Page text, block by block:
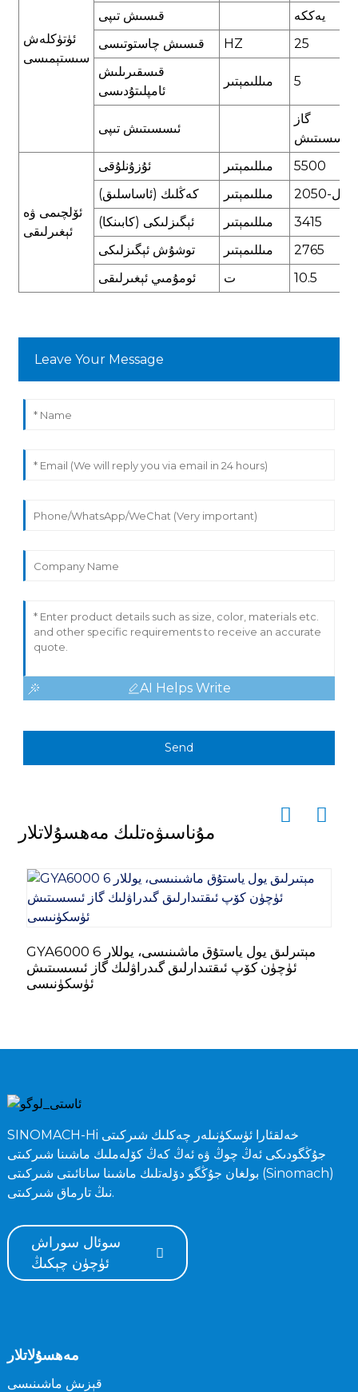
ئۈتۈكلەش
سىستېمىسى
قىسىش تىپى
يەككە
قىسىش چاستوتىسى
HZ
25
قىسقىرىلىش
ئامپلىتۇدىسى
مىللىمېتىر 5
ئىسسىتىش تىپى
گاز
ئىسسىتىش
ئۆلچىمى ۋە
ئېغىرلىقى
ئۇزۇنلۇقى مىللىمېتىر
5500
كەڭلىك (ئاساسلىق)
مىللىمېتىر
2050-يىل
ئېگىزلىكى (كابىنكا)
مىللىمېتىر
3415
توشۇش ئېگىزلىكى
مىللىمېتىر
2765
ئومۇمىي ئېغىرلىقى
ت 10.5
Leave Your Message
AI Helps Write
Send
مۇناسىۋەتلىك مەھسۇلاتلار
GYA6000 6 مېتىرلىق يول ياستۇق ماشىنىسى، يوللار
ئۈچۈن كۆپ ئىقتىدارلىق گىدراۋلىك گاز ئىسسىتىش
ئۈسكۈنىسى
SINOMACH-Hi خەلقئارا ئۈسكۈنىلەر چەكلىك شىركىتى
جۇڭگودىكى ئەڭ چوڭ ۋە ئەڭ كەڭ كۆلەملىك ماشىنا شىركىتى
بولغان جۇڭگو دۆلەتلىك ماشىنا سانائىتى شىركىتى (Sinomach)
نىڭ تارماق شىركىتى.
سوئال سوراش
ئۈچۈن چېكىڭ
مەھسۇلاتلار
قېزىش ماشىنىسى